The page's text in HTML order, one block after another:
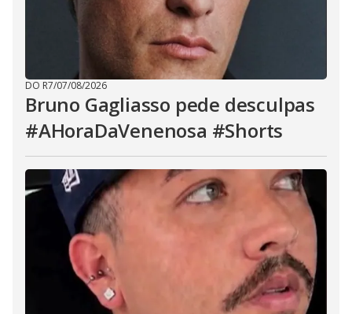
DO R7/07/08/2026
Bruno Gagliasso pede desculpas
#AHoraDaVenenosa #Shorts